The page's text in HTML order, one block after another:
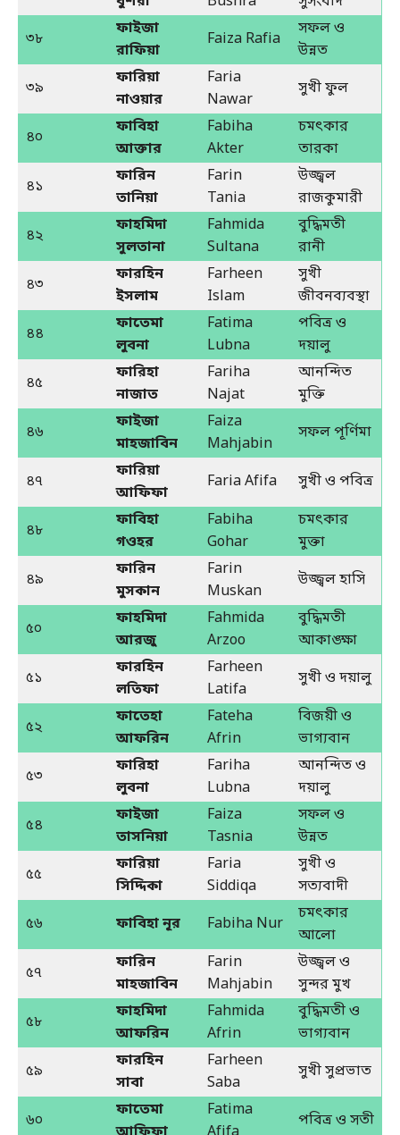
৩৮
ফাইজা
রাফিয়া
Faiza Rafia
সফল ও
উন্নত
৩৯
ফারিয়া
নাওয়ার
Faria
Nawar
সুখী ফুল
৪০
ফাবিহা
আক্তার
Fabiha
Akter
চমৎকার
তারকা
৪১
ফারিন
তানিয়া
Farin
Tania
উজ্জ্বল
রাজকুমারী
৪২
ফাহমিদা
সুলতানা
Fahmida
Sultana
বুদ্ধিমতী
রানী
৪৩
ফারহিন
ইসলাম
Farheen
Islam
সুখী
জীবনব্যবস্থা
৪৪
ফাতেমা
লুবনা
Fatima
Lubna
পবিত্র ও
দয়ালু
৪৫
ফারিহা
নাজাত
Fariha
Najat
আনন্দিত
মুক্তি
৪৬
ফাইজা
মাহজাবিন
Faiza
Mahjabin
সফল পূর্ণিমা
৪৭
ফারিয়া
আফিফা
Faria Afifa সুখী ও পবিত্র
৪৮
ফাবিহা
গওহর
Fabiha
Gohar
চমৎকার
মুক্তা
৪৯
ফারিন
মুসকান
Farin
Muskan
উজ্জ্বল হাসি
৫০
ফাহমিদা
আরজু
Fahmida
Arzoo
বুদ্ধিমতী
আকাঙ্ক্ষা
৫১
ফারহিন
লতিফা
Farheen
Latifa
সুখী ও দয়ালু
৫২
ফাতেহা
আফরিন
Fateha
Afrin
বিজয়ী ও
ভাগ্যবান
৫৩
ফারিহা
লুবনা
Fariha
Lubna
আনন্দিত ও
দয়ালু
৫৪
ফাইজা
তাসনিয়া
Faiza
Tasnia
সফল ও
উন্নত
৫৫
ফারিয়া
সিদ্দিকা
Faria
Siddiqa
সুখী ও
সত্যবাদী
৫৬
ফাবিহা নূর Fabiha Nur
চমৎকার
আলো
৫৭
ফারিন
মাহজাবিন
Farin
Mahjabin
উজ্জ্বল ও
সুন্দর মুখ
৫৮
ফাহমিদা
আফরিন
Fahmida
Afrin
বুদ্ধিমতী ও
ভাগ্যবান
৫৯
ফারহিন
সাবা
Farheen
Saba
সুখী সুপ্রভাত
৬০
ফাতেমা
Fatima
পবিত্র ও সতী